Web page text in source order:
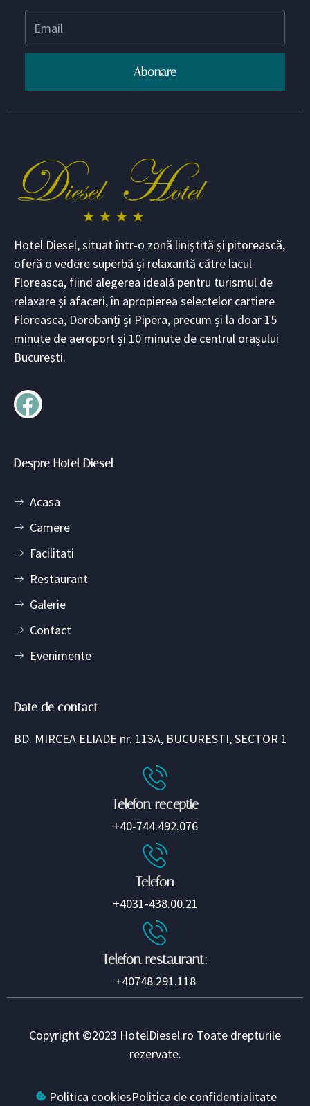
Abonare
Hotel Diesel, situat într-o zonă liniștită și pitorească,
oferă o vedere superbă și relaxantă către lacul
Floreasca, fiind alegerea ideală pentru turismul de
relaxare și afaceri, în apropierea selectelor cartiere
Floreasca, Dorobanți și Pipera, precum și la doar 15
minute de aeroport și 10 minute de centrul orașului
București.
Despre Hotel Diesel
Acasa
Camere
Facilitati
Restaurant
Galerie
Contact
Evenimente
Date de contact
BD. MIRCEA ELIADE nr. 113A, BUCURESTI, SECTOR 1
Telefon receptie
+40-744.492.076
Telefon
+4031-438.00.21
Telefon restaurant:
+40748.291.118
Copyright ©2023 HotelDiesel.ro Toate drepturile
rezervate.
Politica cookiesPolitica de confidentialitate